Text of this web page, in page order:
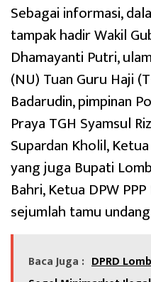
Sebagai informasi,
tampak hadir Wakil
Dhamayanti Putri,
(NU) Tuan Guru Haji
Badarudin, pimpinan
Praya TGH Syamsul
Supardan Kholil,
yang juga Bupati
Bahri, Ketua DPW
sejumlah tamu
Baca Juga : DPRD